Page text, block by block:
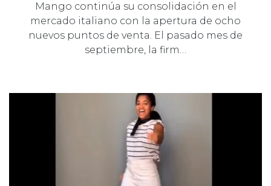
Mango continúa su consolidación en el
mercado italiano con la apertura de ocho
nuevos puntos de venta. El pasado mes de
septiembre, la firm…